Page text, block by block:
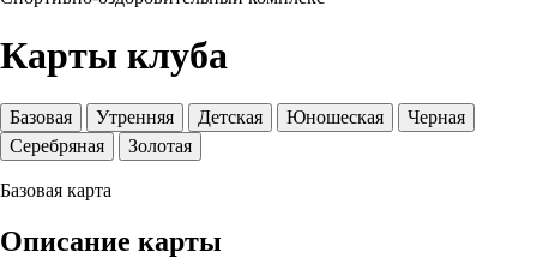
Карты клуба
Базовая Утренняя Детская Юношеская
Черная
Серебряная
Золотая
Базовая карта
Описание карты